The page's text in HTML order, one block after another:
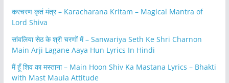
करचरण कृतं मंत्र – Karacharana Kritam – Magical Mantra of
Lord Shiva
सांवलिया सेठ के श्री चरणों में – Sanwariya Seth Ke Shri Charnon
Main Arji Lagane Aaya Hun Lyrics In Hindi
मैं हूँ शिव का मस्ताना – Main Hoon Shiv Ka Mastana Lyrics – Bhakti
with Mast Maula Attitude